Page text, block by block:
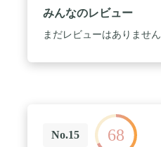
みんなのレビュー
まだレビューはありません
No.15 68